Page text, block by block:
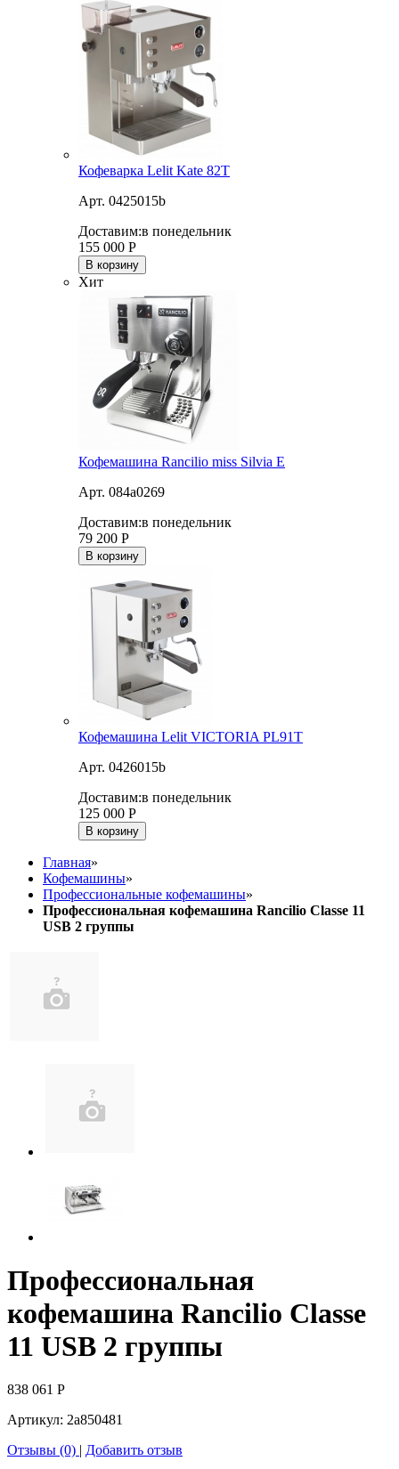
Кофеварка Lelit Kate 82T
Арт. 0425015b
Доставим:в понедельник
155 000 Р
В корзину
Хит
Кофемашина Rancilio miss Silvia E
Арт. 084a0269
Доставим:в понедельник
79 200 Р
В корзину
Кофемашина Lelit VICTORIA PL91T
Арт. 0426015b
Доставим:в понедельник
125 000 Р
В корзину
Главная»
Кофемашины»
Профессиональные кофемашины»
Профессиональная кофемашина Rancilio Classe 11
USB 2 группы
Профессиональная
кофемашина Rancilio Classe
11 USB 2 группы
838 061 Р
Артикул: 2a850481
Отзывы (0) | Добавить отзыв